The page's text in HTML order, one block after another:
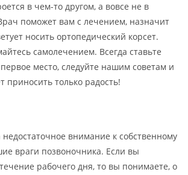
в чем-то другом, а вовсе не в
поможет вам с лечением, назначит
носить ортопедический корсет.
самолечением. Всегда ставьте
место, следуйте нашим советам и
приносить только радость!
внимание к собственному
враги позвоночника. Если вы
рабочего дня, то вы понимаете, о